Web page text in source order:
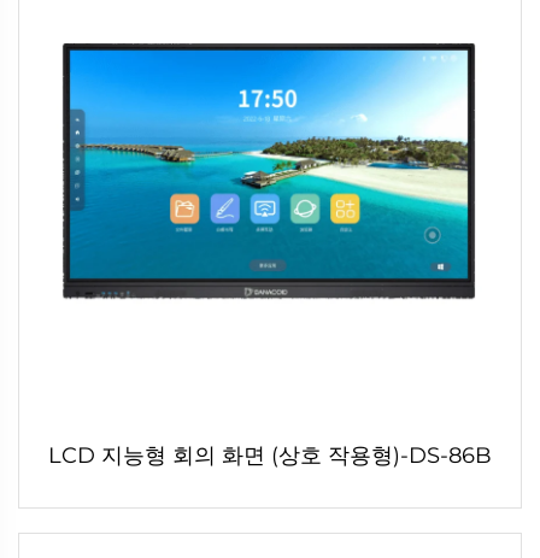
LCD 지능형 회의 화면 (상호 작용형)-DS-86B